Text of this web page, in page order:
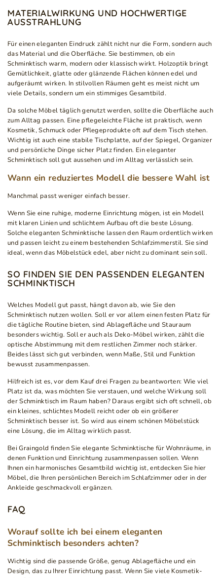
MATERIALWIRKUNG UND HOCHWERTIGE
AUSSTRAHLUNG
Für einen eleganten Eindruck zählt nicht nur die Form, sondern auch
das Material und die Oberfläche. Sie bestimmen, ob ein
Schminktisch warm, modern oder klassisch wirkt. Holzoptik bringt
Gemütlichkeit, glatte oder glänzende Flächen können edel und
aufgeräumt wirken. In stilvollen Räumen geht es meist nicht um
viele Details, sondern um ein stimmiges Gesamtbild.
Da solche Möbel täglich genutzt werden, sollte die Oberfläche auch
zum Alltag passen. Eine pflegeleichte Fläche ist praktisch, wenn
Kosmetik, Schmuck oder Pflegeprodukte oft auf dem Tisch stehen.
Wichtig ist auch eine stabile Tischplatte, auf der Spiegel, Organizer
und persönliche Dinge sicher Platz finden. Ein eleganter
Schminktisch soll gut aussehen und im Alltag verlässlich sein.
Wann ein reduziertes Modell die bessere Wahl ist
Manchmal passt weniger einfach besser.
Wenn Sie eine ruhige, moderne Einrichtung mögen, ist ein Modell
mit klaren Linien und schlichtem Aufbau oft die beste Lösung.
Solche eleganten Schminktische lassen den Raum ordentlich wirken
und passen leicht zu einem bestehenden Schlafzimmerstil. Sie sind
ideal, wenn das Möbelstück edel, aber nicht zu dominant sein soll.
SO FINDEN SIE DEN PASSENDEN ELEGANTEN
SCHMINKTISCH
Welches Modell gut passt, hängt davon ab, wie Sie den
Schminktisch nutzen wollen. Soll er vor allem einen festen Platz für
die tägliche Routine bieten, sind Ablagefläche und Stauraum
besonders wichtig. Soll er auch als Deko-Möbel wirken, zählt die
optische Abstimmung mit dem restlichen Zimmer noch stärker.
Beides lässt sich gut verbinden, wenn Maße, Stil und Funktion
bewusst zusammenpassen.
Hilfreich ist es, vor dem Kauf drei Fragen zu beantworten: Wie viel
Platz ist da, was möchten Sie verstauen, und welche Wirkung soll
der Schminktisch im Raum haben? Daraus ergibt sich oft schnell, ob
ein kleines, schlichtes Modell reicht oder ob ein größerer
Schminktisch besser ist. So wird aus einem schönen Möbelstück
eine Lösung, die im Alltag wirklich passt.
Bei Graingold finden Sie elegante Schminktische für Wohnräume, in
denen Funktion und Einrichtung zusammenpassen sollen. Wenn
Ihnen ein harmonisches Gesamtbild wichtig ist, entdecken Sie hier
Möbel, die Ihren persönlichen Bereich im Schlafzimmer oder in der
Ankleide geschmackvoll ergänzen.
FAQ
Worauf sollte ich bei einem eleganten
Schminktisch besonders achten?
Wichtig sind die passende Größe, genug Ablagefläche und ein
Design, das zu Ihrer Einrichtung passt. Wenn Sie viele Kosmetik-